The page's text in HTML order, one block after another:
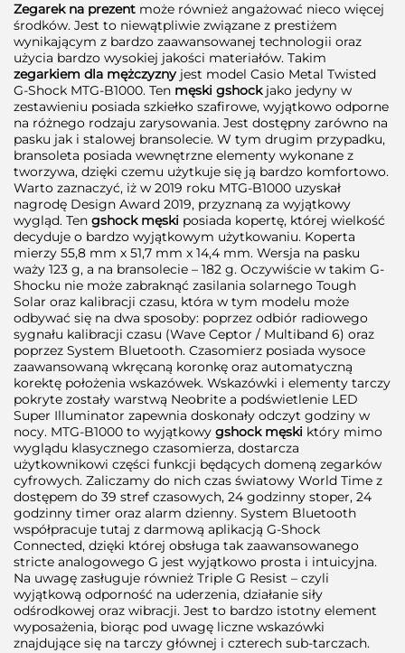
Zegarek na prezent może również angażować nieco więcej
środków. Jest to niewątpliwie związane z prestiżem
wynikającym z bardzo zaawansowanej technologii oraz
użycia bardzo wysokiej jakości materiałów. Takim
zegarkiem dla mężczyzny jest model Casio Metal Twisted
G-Shock MTG-B1000. Ten męski gshock jako jedyny w
zestawieniu posiada szkiełko szafirowe, wyjątkowo odporne
na różnego rodzaju zarysowania. Jest dostępny zarówno na
pasku jak i stalowej bransolecie. W tym drugim przypadku,
bransoleta posiada wewnętrzne elementy wykonane z
tworzywa, dzięki czemu użytkuje się ją bardzo komfortowo.
Warto zaznaczyć, iż w 2019 roku MTG-B1000 uzyskał
nagrodę Design Award 2019, przyznaną za wyjątkowy
wygląd. Ten gshock męski posiada kopertę, której wielkość
decyduje o bardzo wyjątkowym użytkowaniu. Koperta
mierzy 55,8 mm x 51,7 mm x 14,4 mm. Wersja na pasku
waży 123 g, a na bransolecie – 182 g. Oczywiście w takim G-
Shocku nie może zabraknąć zasilania solarnego Tough
Solar oraz kalibracji czasu, która w tym modelu może
odbywać się na dwa sposoby: poprzez odbiór radiowego
sygnału kalibracji czasu (Wave Ceptor / Multiband 6) oraz
poprzez System Bluetooth. Czasomierz posiada wysoce
zaawansowaną wkręcaną koronkę oraz automatyczną
korektę położenia wskazówek. Wskazówki i elementy tarczy
pokryte zostały warstwą Neobrite a podświetlenie LED
Super Illuminator zapewnia doskonały odczyt godziny w
nocy. MTG-B1000 to wyjątkowy gshock męski który mimo
wyglądu klasycznego czasomierza, dostarcza
użytkownikowi części funkcji będących domeną zegarków
cyfrowych. Zaliczamy do nich czas światowy World Time z
dostępem do 39 stref czasowych, 24 godzinny stoper, 24
godzinny timer oraz alarm dzienny. System Bluetooth
współpracuje tutaj z darmową aplikacją G-Shock
Connected, dzięki której obsługa tak zaawansowanego
stricte analogowego G jest wyjątkowo prosta i intuicyjna.
Na uwagę zasługuje również Triple G Resist – czyli
wyjątkową odporność na uderzenia, działanie siły
odśrodkowej oraz wibracji. Jest to bardzo istotny element
wyposażenia, biorąc pod uwagę liczne wskazówki
znajdujące się na tarczy głównej i czterech sub-tarczach.